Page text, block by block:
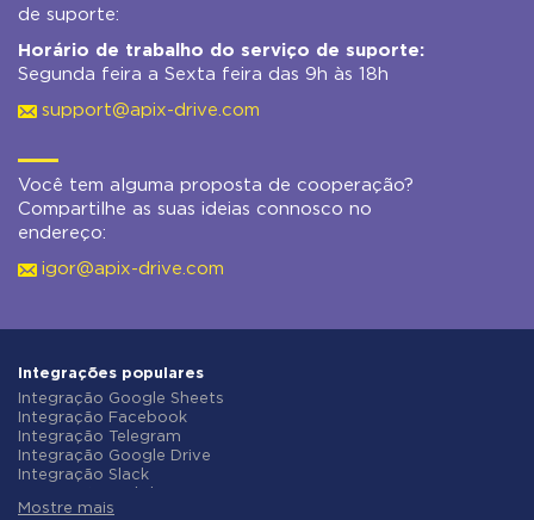
de suporte:
Horário de trabalho do serviço de suporte:
Segunda feira a Sexta feira das 9h às 18h
support@apix-drive.com
Você tem alguma proposta de cooperação?
Compartilhe as suas ideias connosco no
endereço:
igor@apix-drive.com
Integrações populares
Integração Google Sheets
Integração Facebook
Integração Telegram
Integração Google Drive
Integração Slack
Integração Gmail
Mostre mais